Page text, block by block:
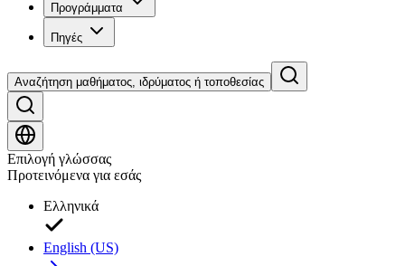
Προγράμματα
Πηγές
Αναζήτηση μαθήματος, ιδρύματος ή τοποθεσίας
Επιλογή γλώσσας
Προτεινόμενα για εσάς
Ελληνικά
English (US)